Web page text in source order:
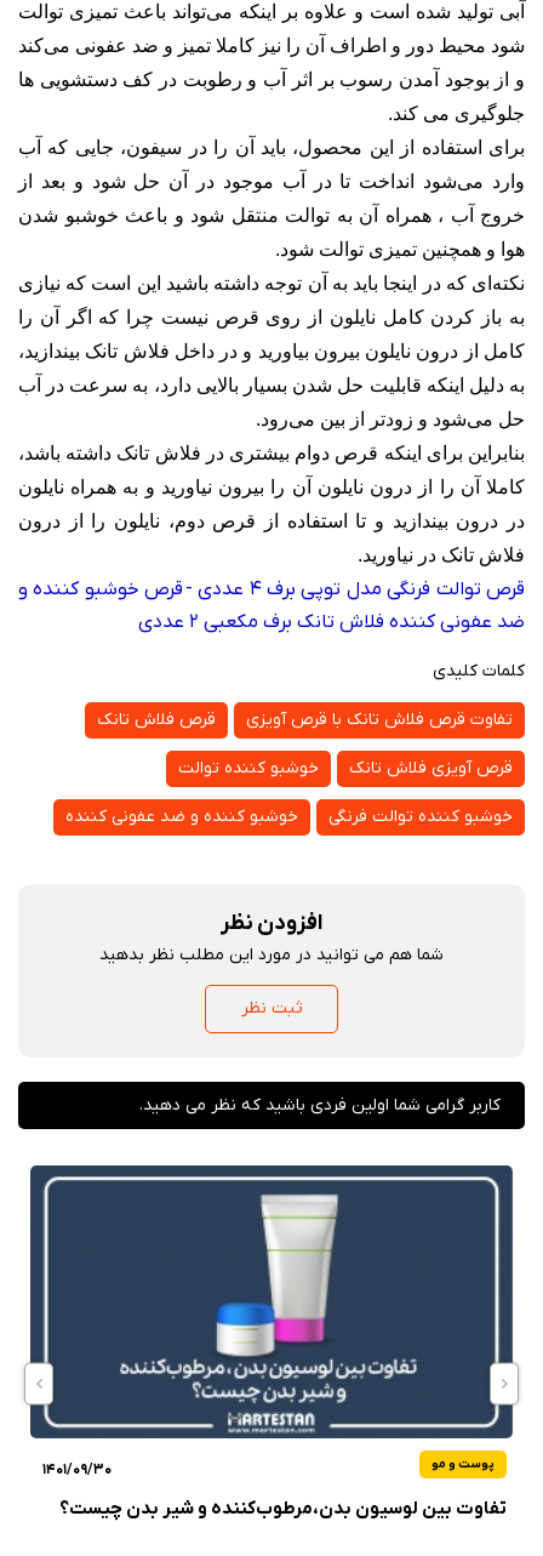
آبی تولید شده است و علاوه بر اینکه می‌تواند باعث تمیزی توالت
شود محیط دور و اطراف آن را نیز کاملا تمیز و ضد عفونی می‌کند
و از بوجود آمدن رسوب بر اثر آب و رطوبت در کف دستشویی ها
جلوگیری می کند.
برای استفاده از این محصول، باید آن را در سیفون، جایی که آب
وارد می‌شود انداخت تا در آب موجود در آن حل شود و بعد از
خروج آب ، همراه آن به توالت منتقل شود و باعث خوشبو شدن
هوا و همچنین تمیزی توالت شود.
نکته‌ای که در اینجا باید به آن توجه داشته باشید این است که نیازی
به باز کردن کامل نایلون از روی قرص نیست چرا که اگر آن را
کامل از درون نایلون بیرون بیاورید و در داخل فلاش تانک بیندازید،
به دلیل اینکه قابلیت حل شدن بسیار بالایی دارد، به سرعت در آب
حل می‌شود و زودتر از بین می‌رود.
بنابراین برای اینکه قرص دوام بیشتری در فلاش تانک داشته باشد،
کاملا آن را از درون نایلون آن را بیرون نیاورید و به همراه نایلون
در درون بیندازید و تا استفاده از قرص دوم، نایلون را از درون
فلاش تانک در نیاورید.
قرص توالت فرنگی مدل توپی برف 4 عددی - قرص خوشبو کننده و
ضد عفونی کننده فلاش تانک برف مکعبی 2 عددی
کلمات کلیدی
تفاوت قرص فلاش تانک با قرص آویزی قرص فلاش تانک
قرص آویزی فلاش تانک خوشبو کننده توالت
خوشبو کننده توالت فرنگی خوشبو کننده و ضد عفونی کننده
افزودن نظر
شما هم می توانید در مورد این مطلب نظر بدهید
ثبت نظر
کاربر گرامی شما اولین فردی باشید که نظر می دهید.
پوست و مو 1401/09/30
تفاوت بین لوسیون بدن،مرطوب‌کننده و شیر بدن چیست؟